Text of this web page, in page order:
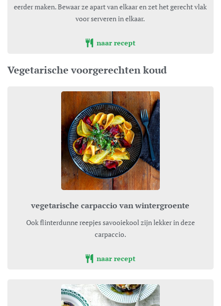
eerder maken. Bewaar ze apart van elkaar en zet het gerecht vlak
voor serveren in elkaar.
naar recept
Vegetarische voorgerechten koud
vegetarische carpaccio van wintergroente
Ook flinterdunne reepjes savooiekool zijn lekker in deze
carpaccio.
naar recept